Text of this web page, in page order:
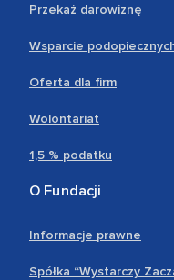
Przekaż darowiznę
Wsparcie
Oferta dla firm
Wolontariat
1,5 % podatku
O Fundacji
Informacje prawne
Spółka “Wystarczy